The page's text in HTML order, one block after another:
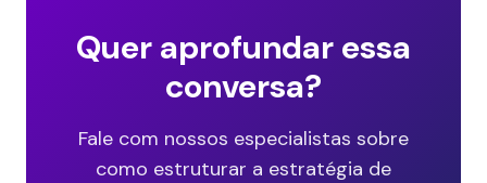
Quer aprofundar essa
conversa?
Fale com nossos especialistas sobre
como estruturar a estratégia de